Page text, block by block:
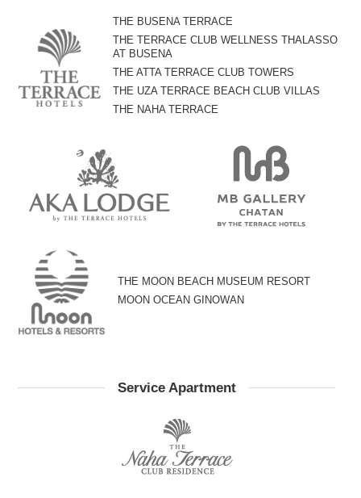
THE BUSENA TERRACE
THE TERRACE CLUB WELLNESS THALASSO
AT BUSENA
THE ATTA TERRACE CLUB TOWERS
THE UZA TERRACE BEACH CLUB VILLAS
THE NAHA TERRACE
THE MOON BEACH MUSEUM RESORT
MOON OCEAN GINOWAN
Service Apartment